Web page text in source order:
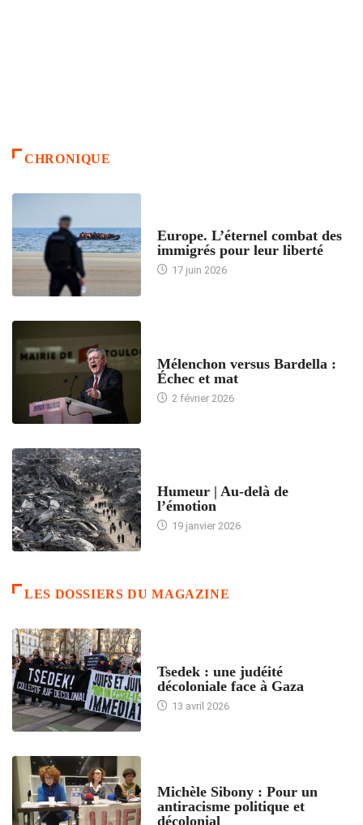
CHRONIQUE
Europe. L’éternel combat des
immigrés pour leur liberté
17 juin 2026
Mélenchon versus Bardella :
Échec et mat
2 février 2026
Humeur | Au-delà de
l’émotion
19 janvier 2026
LES DOSSIERS DU MAGAZINE
Tsedek : une judéité
décoloniale face à Gaza
13 avril 2026
Michèle Sibony : Pour un
antiracisme politique et
décolonial